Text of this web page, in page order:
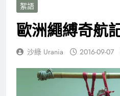
絮語
歐洲繩縛奇航
沙綠 Urania 2016-09-07